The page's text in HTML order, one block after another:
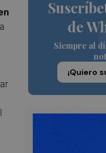
de
Siempre al
¡Quiero